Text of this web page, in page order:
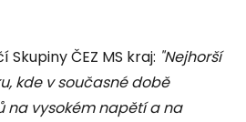
ČEZ MS kraj: "Nejhorší
kde v současné době
na vysokém napětí a na